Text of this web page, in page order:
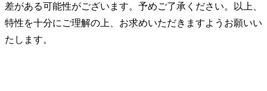
差がある可能性がございます。予めご了承ください。以上、
特性を十分にご理解の上、お求めいただきますようお願いい
たします。